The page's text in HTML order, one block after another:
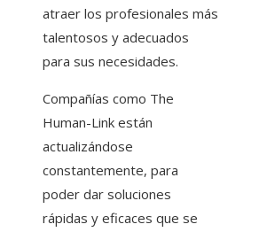
atraer los profesionales más
talentosos y adecuados
para sus necesidades.
Compañías como The
Human-Link están
actualizándose
constantemente, para
poder dar soluciones
rápidas y eficaces que se